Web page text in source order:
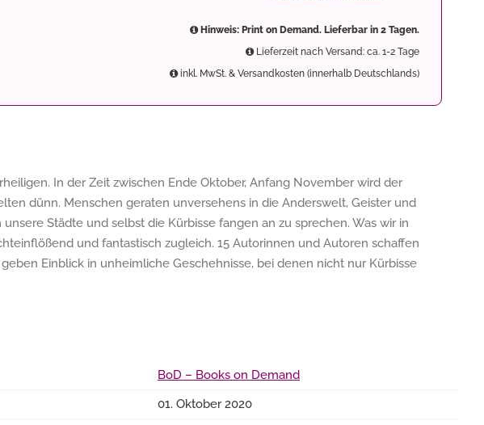
Hinweis: Print on Demand. Lieferbar in 2 Tagen.
Lieferzeit nach Versand: ca. 1-2 Tage
inkl. MwSt. & Versandkosten (innerhalb Deutschlands)
In der Zeit zwischen Ende Oktober, Anfang November wird der
dünn. Menschen geraten unversehens in die Anderswelt, Geister und
Städte und selbst die Kürbisse fangen an zu sprechen. Was wir in
und fantastisch zugleich. 15 Autorinnen und Autoren schaffen
Einblick in unheimliche Geschehnisse, bei denen nicht nur Kürbisse
BoD – Books on Demand
01. Oktober 2020